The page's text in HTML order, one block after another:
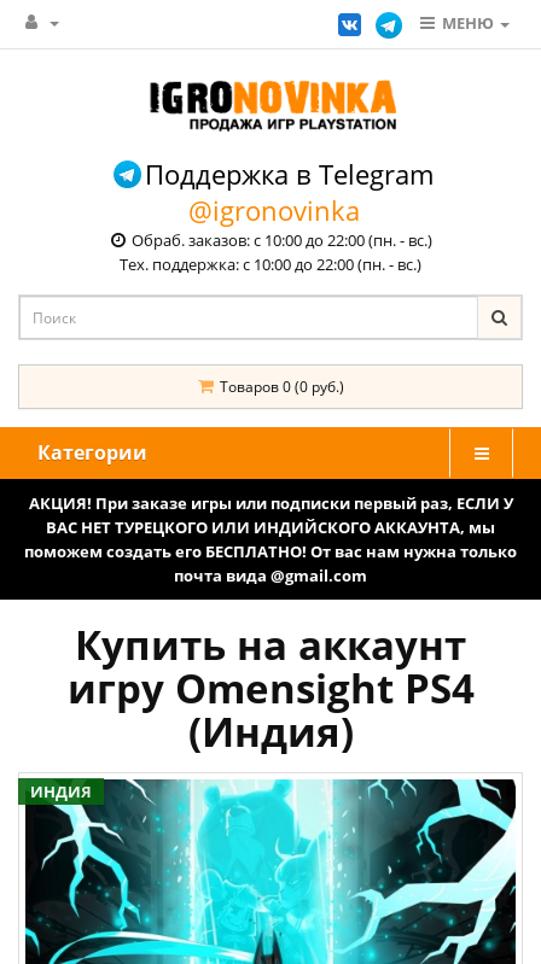
МЕНЮ
Поддержка в Telegram
@igronovinka
Обраб. заказов: с 10:00 до 22:00 (пн. - вс.)
Тех. поддержка: с 10:00 до 22:00 (пн. - вс.)
Товаров 0 (0 руб.)
Категории
АКЦИЯ! При заказе игры или подписки первый раз, ЕСЛИ У
ВАС НЕТ ТУРЕЦКОГО ИЛИ ИНДИЙСКОГО АККАУНТА, мы
поможем создать его БЕСПЛАТНО! От вас нам нужна только
почта вида @gmail.com
Купить на аккаунт
игру Omensight PS4
(Индия)
ИНДИЯ